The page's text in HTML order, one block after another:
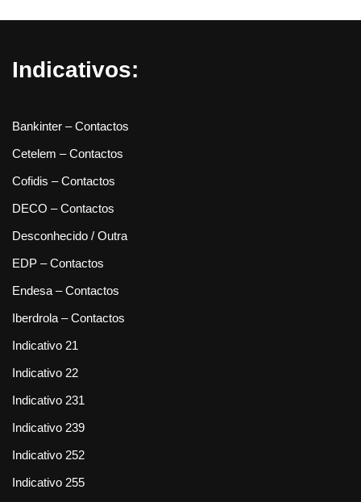
Indicativos:
Bankinter – Contactos
Cetelem – Contactos
Cofidis – Contactos
DECO – Contactos
Desconhecido / Outra
EDP – Contactos
Endesa – Contactos
Iberdrola – Contactos
Indicativo 21
Indicativo 22
Indicativo 231
Indicativo 239
Indicativo 252
Indicativo 255